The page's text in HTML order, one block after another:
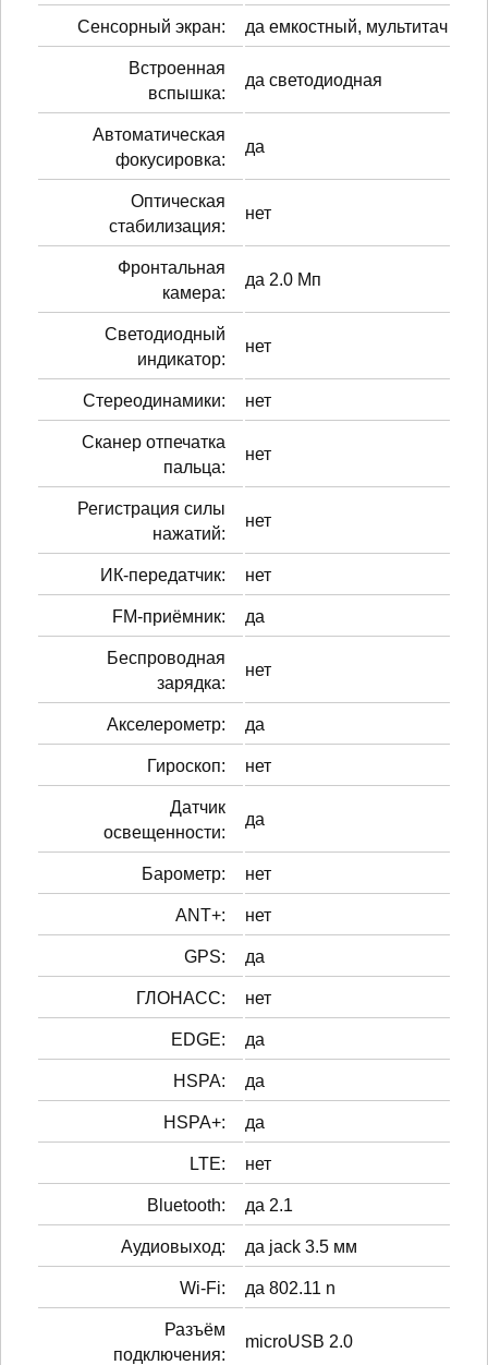
Сенсорный экран: да емкостный, мультитач
Встроенная
вспышка:
да светодиодная
Автоматическая
фокусировка:
да
Оптическая
стабилизация:
нет
Фронтальная
камера:
да 2.0 Мп
Светодиодный
индикатор:
нет
Стереодинамики: нет
Сканер отпечатка
пальца:
нет
Регистрация силы
нажатий:
нет
ИК-передатчик: нет
FM-приёмник: да
Беспроводная
зарядка:
нет
Акселерометр: да
Гироскоп: нет
Датчик
освещенности:
да
Барометр: нет
ANT+: нет
GPS: да
ГЛОНАСС: нет
EDGE: да
HSPA: да
HSPA+: да
LTE: нет
Bluetooth: да 2.1
Аудиовыход: да jack 3.5 мм
Wi-Fi: да 802.11 n
Разъём
подключения:
microUSB 2.0